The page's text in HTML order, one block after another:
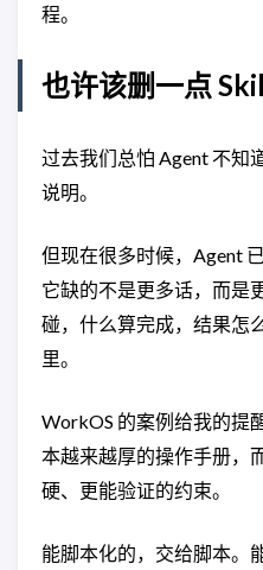
程。
也许该删一点
过去我们总怕 Agent 不知
说明。
但现在很多时候，Agent
它缺的不是更多话，而是
碰，什么算完成，结果怎
里。
WorkOS 的案例给我的提
本越来越厚的操作手册，
硬、更能验证的约束。
能脚本化的，交给脚本。